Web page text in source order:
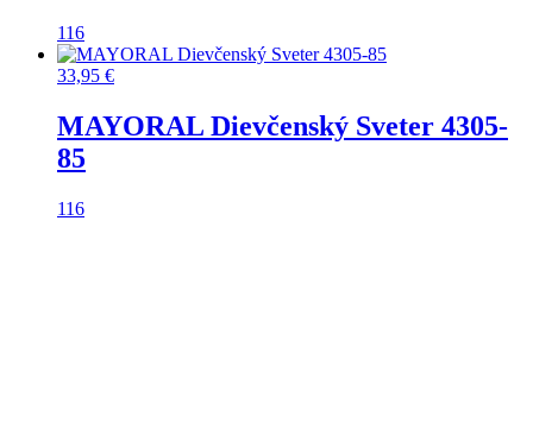
116
33,95 €
MAYORAL Dievčenský Sveter 4305-
85
116